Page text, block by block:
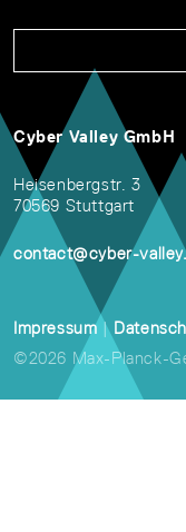
Cyber Valley GmbH
Heisenbergstr. 3
70569 Stuttgart
contact@cyber-
Impressum |
©2026 Max-Planck-